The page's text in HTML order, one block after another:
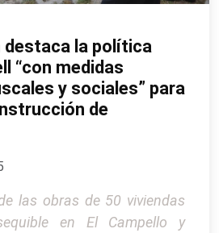
destaca la política
“con medidas
y sociales” para
de
las obras de 50 viviendas
en El Campello y